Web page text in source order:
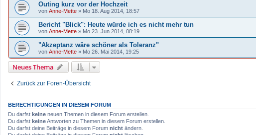
Outing kurz vor der Hochzeit
von Anne-Mette » Mo 18. Aug 2014, 18:57
Bericht "Blick": Heute würde ich es nicht mehr tun
von Anne-Mette » Mo 23. Jun 2014, 08:19
"Akzeptanz wäre schöner als Toleranz"
von Anne-Mette » Mo 26. Mai 2014, 19:25
Neues Thema
Zurück zur Foren-Übersicht
BERECHTIGUNGEN IN DIESEM FORUM
Du darfst keine neuen Themen in diesem Forum erstellen.
Du darfst keineAntworten zu Themen in diesem Forum erstellen.
Du darfst deine Beiträge in diesem Forum nicht ändern.